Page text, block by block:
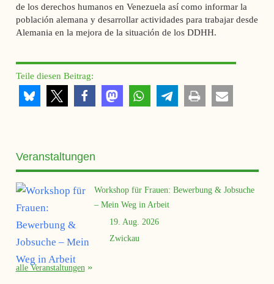
de los derechos humanos en Venezuela así como informar la
población alemana y desarrollar actividades para trabajar desde
Alemania en la mejora de la situación de los DDHH.
Teile diesen Beitrag:
Veranstaltungen
Workshop für Frauen: Bewerbung & Jobsuche
– Mein Weg in Arbeit
19. Aug. 2026
Zwickau
alle Veranstaltungen